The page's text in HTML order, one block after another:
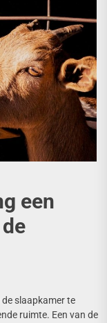
een
slaapkamer te
ruimte. Een van de